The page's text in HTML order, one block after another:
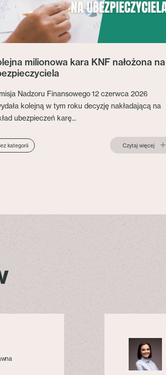
milionowa kara KNF nałożona na
Nadzoru Finansowego 12 czerwca 2026
kolejną w tym roku decyzję nakładającą na
ubezpieczeń karę...
kategorii Czytaj więcej